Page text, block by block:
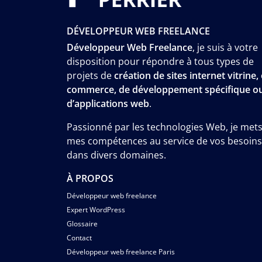
DÉVELOPPEUR WEB FREELANCE
Développeur Web Freelance, je suis à votre
disposition pour répondre à tous types de
projets decréation de sites internet vitrine,
commerce, de développement spécifique
d’applications web.
Passionné par les technologies Web, je mets
mes compétences au service de vos besoins
dans divers domaines.
À PROPOS
Développeur web freelance
Expert WordPress
Glossaire
Contact
Développeur web freelance Paris